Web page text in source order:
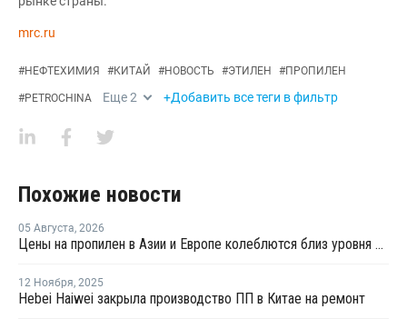
mrc.ru
#НЕФТЕХИМИЯ #КИТАЙ #НОВОСТЬ #ЭТИЛЕН #ПРОПИЛЕН
#PETROCHINA Еще2 +Добавить все теги в фильтр
Похожие новости
05 Августа, 2026
Цены на пропилен в Азии и Европе колеблются близ уровня в USD1000
12 Ноября, 2025
Hebei Haiwei закрыла производство ПП в Китае на ремонт